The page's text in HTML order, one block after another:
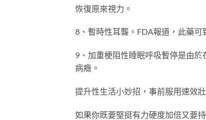
恢復原來視力。
8、暫時性耳聾。FDA報道，此藥可
9、加重梗阻性睡眠呼吸暫停是由
病癥。
提升性生活小妙招，事前服用速效
如果你既要堅挺有力硬度加倍又要